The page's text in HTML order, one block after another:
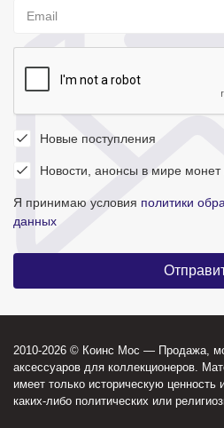
Новые поступления
Новости, анонсы в мире монет
Я принимаю условия политики
данных
2010-2026 © Коинс Мос — Продажа,
аксессуаров для коллекционеров.
имеет только историческую ценность
каких-либо политических или